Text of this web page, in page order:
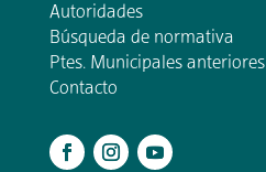
Autoridades
Búsqueda de normativa
Ptes. Municipales anteriores
Contacto